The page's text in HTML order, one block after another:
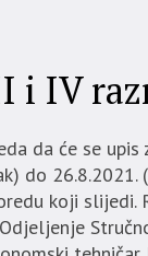
i IV
da će se
do
koji slijedi.